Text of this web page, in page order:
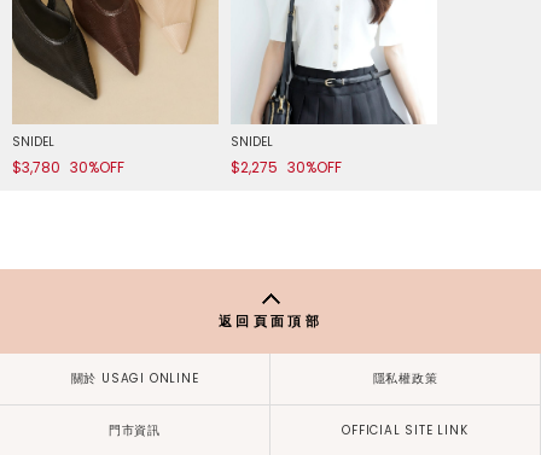
SNIDEL
$3,780 30%OFF
SNIDEL
$2,275 30%OFF
返回頁面頂部
關於 USAGI ONLINE 隱私權政策
門市資訊 OFFICIAL SITE LINK